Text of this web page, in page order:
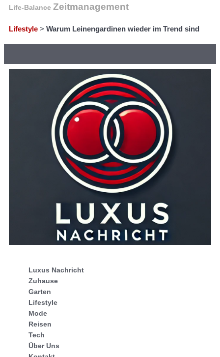
Life-Balance Zeitmanagement
Lifestyle > Warum Leinengardinen wieder im Trend sind
Luxus Nachricht
Zuhause
Garten
Lifestyle
Mode
Reisen
Tech
Über Uns